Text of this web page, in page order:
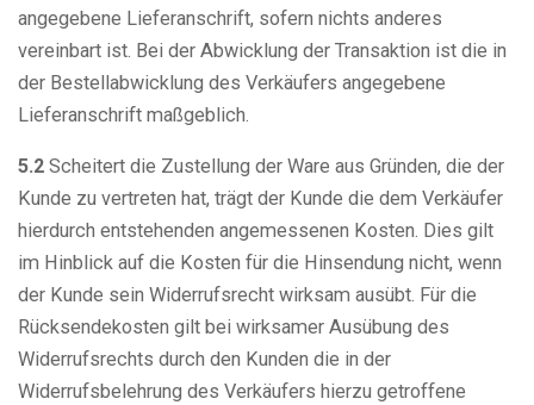
angegebene Lieferanschrift, sofern nichts anderes
vereinbart ist. Bei der Abwicklung der Transaktion ist die in
der Bestellabwicklung des Verkäufers angegebene
Lieferanschrift maßgeblich.
5.2 Scheitert die Zustellung der Ware aus Gründen, die der
Kunde zu vertreten hat, trägt der Kunde die dem Verkäufer
hierdurch entstehenden angemessenen Kosten. Dies gilt
im Hinblick auf die Kosten für die Hinsendung nicht, wenn
der Kunde sein Widerrufsrecht wirksam ausübt. Für die
Rücksendekosten gilt bei wirksamer Ausübung des
Widerrufsrechts durch den Kunden die in der
Widerrufsbelehrung des Verkäufers hierzu getroffene